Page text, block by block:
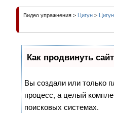
Видео упражнения > Цигун >
Как продвинуть
Вы создали или только
процесс, а целый
поисковых системах.